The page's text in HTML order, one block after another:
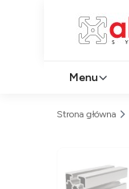
Menu
Strona główna